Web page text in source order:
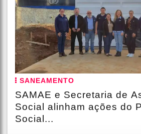
SANEAMENTO
SAMAE e Secretaria de
Social alinham ações do
Social...